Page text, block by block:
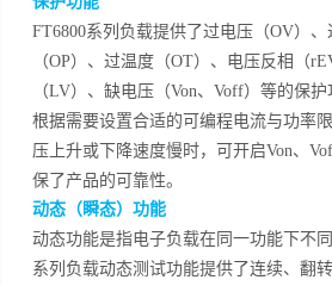
FT6800系列负载提供了过电压（OV）
（OP）、过温度（OT）、电压反相（
（LV）、缺电压（Von、Voff）等的保
根据需要设置合适的可编程电流与功率
压上升或下降速度慢时，可开启Von、
保了产品的可靠性。
动态（瞬态）功能
动态功能是指电子负载在同一功能下不
系列负载动态测试功能提供了连续、翻